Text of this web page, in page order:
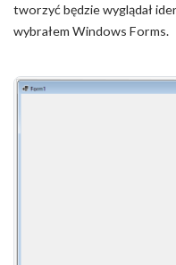
tworzyć będzie wyglądał
wybrałem Windows Forms.